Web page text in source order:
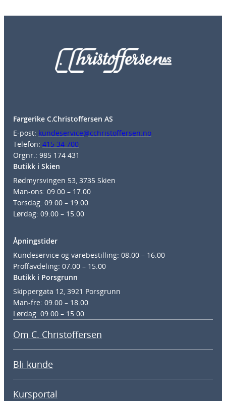
Fargerike C.Christoffersen AS
E-post: kundeservice@cchristoffersen.no
Telefon: 415 34 700
Orgnr.: 985 174 431
Butikk i Skien
Rødmyrsvingen 53, 3735 Skien
Man-ons: 09.00 – 17.00
Torsdag: 09.00 – 19.00
Lørdag: 09.00 – 15.00
Åpningstider
Kundeservice og varebestilling: 08.00 – 16.00
Proffavdeling: 07.00 – 15.00
Butikk i Porsgrunn
Skippergata 12, 3921 Porsgrunn
Man-fre: 09.00 – 18.00
Lørdag: 09.00 – 15.00
Om C. Christoffersen
Bli kunde
Kursportal